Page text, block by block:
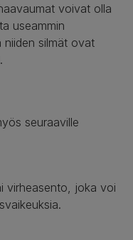
voivat olla
useammin
niiden silmät ovat
seuraaville
virheasento, joka voi